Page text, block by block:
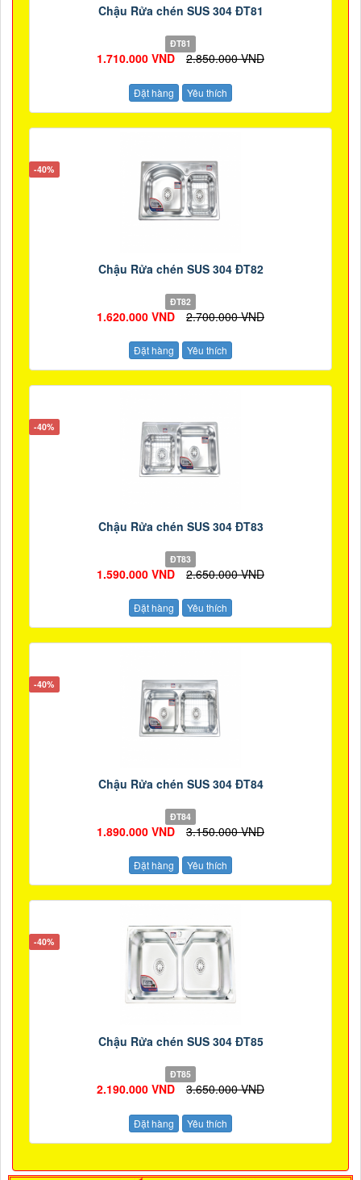
Chậu Rửa chén SUS 304 ĐT81
ĐT81
1.710.000 VND 2.850.000 VND
Đặt hàng Yêu thích
-40%
Chậu Rửa chén SUS 304 ĐT82
ĐT82
1.620.000 VND 2.700.000 VND
Đặt hàng Yêu thích
-40%
Chậu Rửa chén SUS 304 ĐT83
ĐT83
1.590.000 VND 2.650.000 VND
Đặt hàng Yêu thích
-40%
Chậu Rửa chén SUS 304 ĐT84
ĐT84
1.890.000 VND 3.150.000 VND
Đặt hàng Yêu thích
-40%
Chậu Rửa chén SUS 304 ĐT85
ĐT85
2.190.000 VND 3.650.000 VND
Đặt hàng Yêu thích